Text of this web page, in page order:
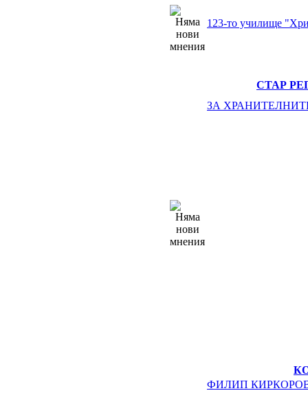
123-то училище
СТАР
ЗА
ФИЛИП